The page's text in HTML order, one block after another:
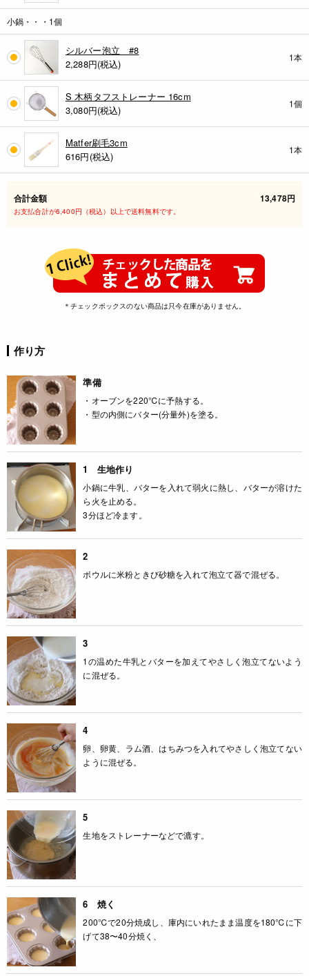
小鍋・・・1個
シルバー泡立 #8
2,288円(税込)
1本
S 木柄タフストレーナー 16cm
3,080円(税込)
1個
Matfer刷毛3cm
616円(税込)
1本
合計金額 13,478円
お支払合計が6,400円（税込）以上で送料無料です。
＊チェックボックスのない商品は只今在庫がありません。
作り方
準備
・オーブンを220℃に予熱する。
・型の内側にバター(分量外)を塗る。
1 生地作り
小鍋に牛乳、バターを入れて弱火に熱し、バターが溶けた
ら火を止める。
3分ほど冷ます。
2
ボウルに米粉ときび砂糖を入れて泡立て器で混ぜる。
3
1の温めた牛乳とバターを加えてやさしく泡立てないよう
に混ぜる。
4
卵、卵黄、ラム酒、はちみつを入れてやさしく泡立てない
ように混ぜる。
5
生地をストレーナーなどで漉す。
6 焼く
200℃で20分焼成し、庫内にいれたまま温度を180℃に下
げて38〜40分焼く、